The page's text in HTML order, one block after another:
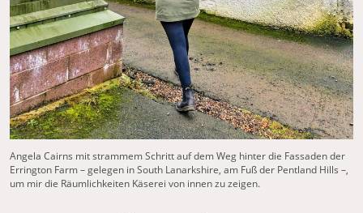
Angela Cairns mit strammem Schritt auf dem Weg hinter die Fassaden der
Errington Farm – gelegen in South Lanarkshire, am Fuß der Pentland Hills –,
um mir die Räumlichkeiten Käserei von innen zu zeigen.